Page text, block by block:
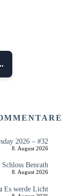
2026 – #32
8. August 2026
Schloss Benrath
8. August 2026
Es werde Licht